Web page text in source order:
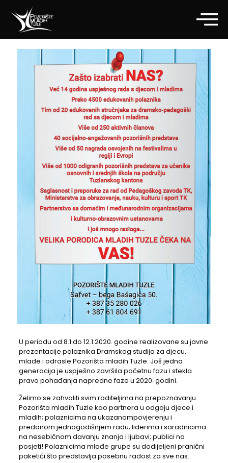
U periodu od 8.1 do 12.1.2020. godine realizovane su javne
prezentacije polaznika Dramskog studija za djecu,
mlade i odrasle Pozorišta mladih Tuzle. Još jedna
generacija je uspješno završila početnu fazu i stekla
pravo pohađanja napredne faze u 2020. godini.
Želimo se zahvaliti svim roditeljima na prepoznavanju
Pozorišta mladih Tuzle kao partnera u odgoju djece i
mladih; polaznicima na ukazanompovjerenju i
predanom jednogodišnjem radu; liderima i saradnicima
na nesebičnom davanju znanja i ljubavi; publici na
posjeti! Polaznicima mlađe grupe su dodijeljeni pranični
paketići što predstavlja posebnu radost za sve nas.